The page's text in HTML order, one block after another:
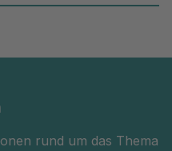
rund um das Thema